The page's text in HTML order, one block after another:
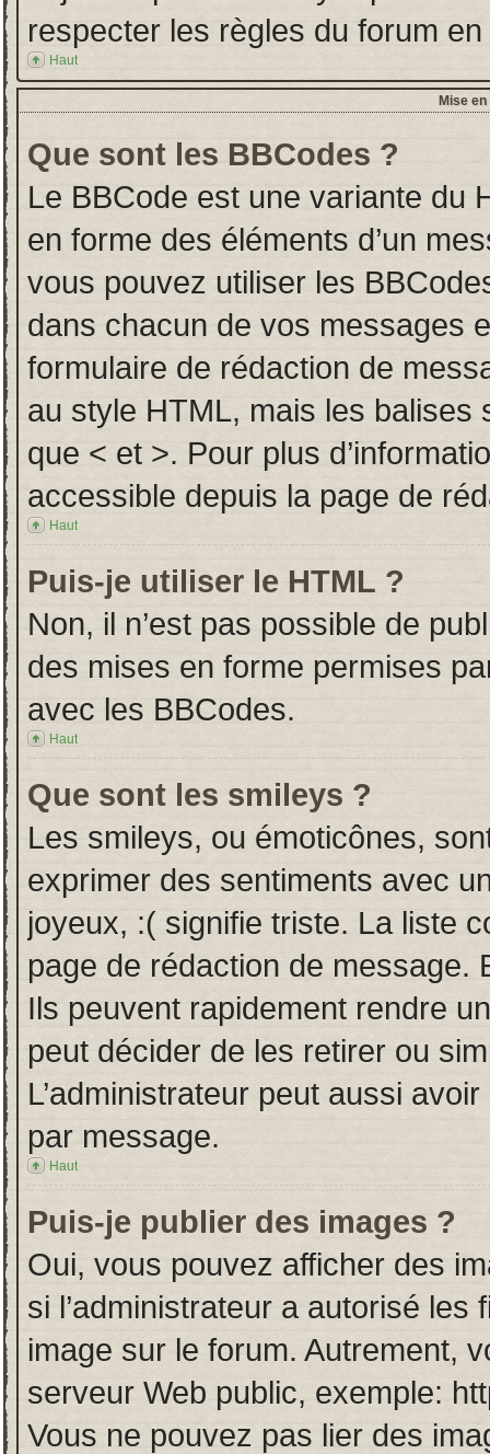
respecter les règles du forum
Haut
Mise
Que sont les BBCodes ?
Le BBCode est une variante du
en forme des éléments d’un
vous pouvez utiliser les
dans chacun de vos messages
formulaire de rédaction de
au style HTML, mais les
que < et >. Pour plus
accessible depuis la page de
Haut
Puis-je utiliser le HTML ?
Non, il n’est pas possible de
des mises en forme permises
avec les BBCodes.
Haut
Que sont les smileys ?
Les smileys, ou émoticônes,
exprimer des sentiments avec
joyeux, :( signifie triste. La liste
page de rédaction de message.
Ils peuvent rapidement rendre
peut décider de les retirer ou
L’administrateur peut aussi
par message.
Haut
Puis-je publier des images ?
Oui, vous pouvez afficher des
si l’administrateur a autorisé
image sur le forum. Autrement,
serveur Web public, exemple:
Vous ne pouvez pas lier des